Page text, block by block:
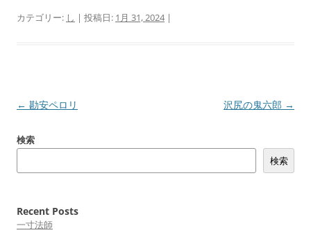
カテゴリー: し | 投稿日: 1月 31, 2024|
投
ナ
シ
← 勘安ペロリ 沢尻の鬼六郎 →
検索
検索
Recent Posts
一寸法師